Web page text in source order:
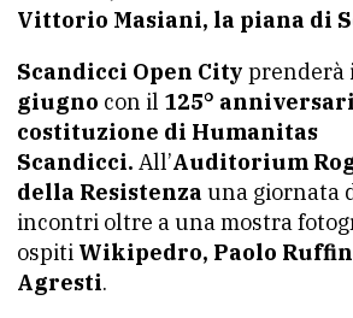
Vittorio Masiani, la piana di
Scandicci Open City prenderà
giugno con il 125°
costituzione di Humanitas
Scandicci. All’Auditorium
della Resistenza una giornata
incontri oltre a una mostra
ospiti Wikipedro, Paolo
Agresti.